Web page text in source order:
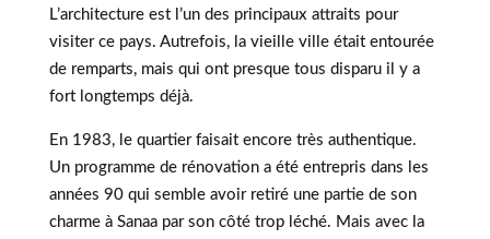
L’architecture est l’un des principaux attraits pour
visiter ce pays. Autrefois, la vieille ville était entourée
de remparts, mais qui ont presque tous disparu il y a
fort longtemps déjà.
En 1983, le quartier faisait encore très authentique.
Un programme de rénovation a été entrepris dans les
années 90 qui semble avoir retiré une partie de son
charme à Sanaa par son côté trop léché. Mais avec la